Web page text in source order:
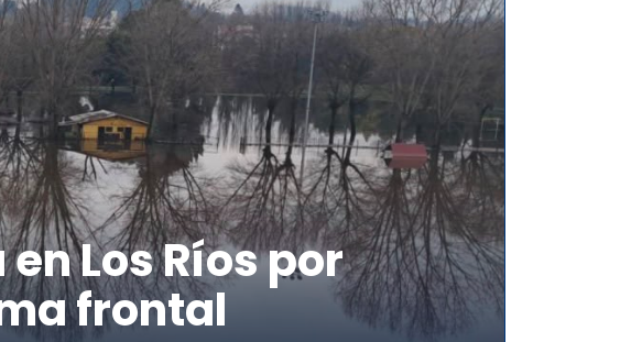
Los Ríos por
frontal